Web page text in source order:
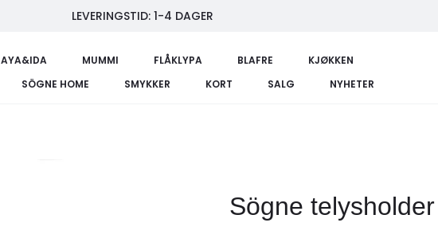
LEVERINGSTID: 1-4 DAGER
AYA&IDA MUMMI FLÅKLYPA BLAFRE
KJØKKEN
SÖGNE HOME SMYKKER KORT SALG NYHETER
Sögne